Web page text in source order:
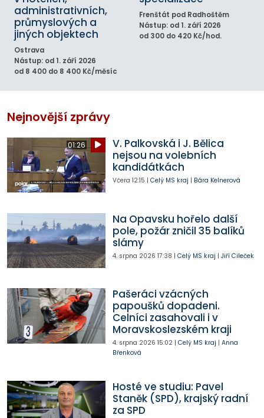
administrativních,
průmyslových a
jiných objektech
Ostrava
Nástup: od 1. září 2026
od 8 400 do 8 400 Kč/měsíc
Frenštát pod Radhoštěm
Nástup: od 1. září 2026
od 300 do 420 Kč/hod.
Nejnovější zprávy
01:26
V. Palkovská i J. Bělica
nejsou na volebních
kandidátkách
Včera 12:15 | Celý MS kraj | Bára Kelnerová
Na Opavsku hořelo další
pole, požár zničil 35 balíků
slámy
4. srpna 2026 17:38 | Celý MS kraj | Jiří Cileček
Pašeráci vzácných
papoušků dopadeni.
Celníci zasahovali i v
Moravskoslezském kraji
4. srpna 2026 15:02| Celý MS kraj | Anna
Břenková
Hosté ve studiu: Pavel
Staněk (SPD), krajský radní
za SPD